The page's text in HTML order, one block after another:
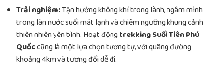
Trải nghiệm:Tận hưởng không khí trong lành, ngâm mình
trong làn nước suối mát lạnh và chiêm ngưỡng khung cảnh
thiên nhiên yên bình. Hoạt độngtrekking Suối Tiên Phú
Quốccũng là một lựa chọn tương tự, với quãng đường
khoảng 4km và tương đối dễ đi.